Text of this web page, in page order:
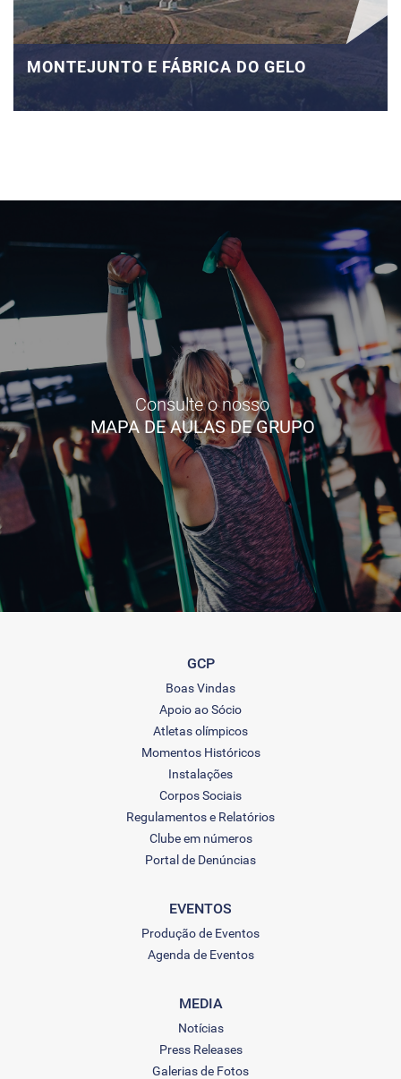
MONTEJUNTO E FÁBRICA DO GELO
Consulte o nosso
MAPA DE AULAS DE GRUPO
GCP
Boas Vindas
Apoio ao Sócio
Atletas olímpicos
Momentos Históricos
Instalações
Corpos Sociais
Regulamentos e Relatórios
Clube em números
Portal de Denúncias
EVENTOS
Produção de Eventos
Agenda de Eventos
MEDIA
Notícias
Press Releases
Galerias de Fotos